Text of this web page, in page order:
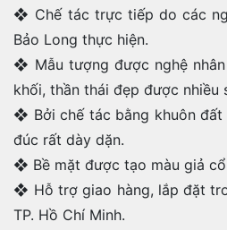
❖ Chế tác trực tiếp do các
Bảo Long thực hiện.
❖ Mẫu tượng được nghệ
khối, thần thái đẹp được nhiều
❖ Bởi chế tác bằng khuôn đất
đúc rất dày dặn.
❖ Bề mặt được tạo màu giả
❖ Hỗ trợ giao hàng, lắp đặt
TP. Hồ Chí Minh.